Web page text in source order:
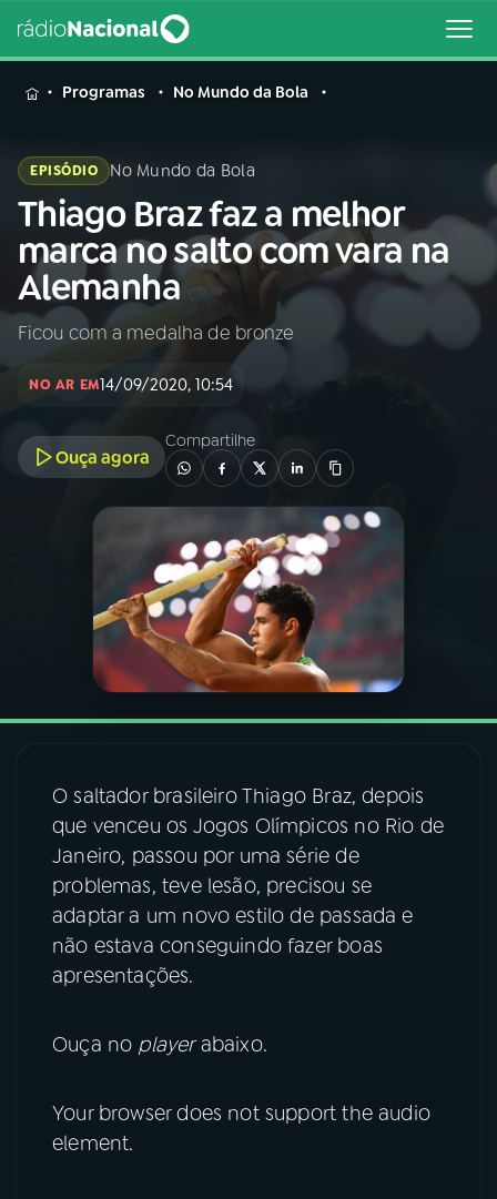
MENU
Buscar
na
Rádio
Nacional
Buscar
AO VIVO
02A RÁDIO
PROGRAMAÇÃO
PROGRAMAS
PODCASTS
ÚLTIMAS
08 FESTIVAL DE MÚSICA
ACOMPANHE A RÁDIO NACIONAL
YouTube
TikTok
Programas No Mundo da Bola
EPISÓDIO No Mundo da Bola
Thiago Braz faz a melhor
marca no salto com vara na
Alemanha
Ficou com a medalha de bronze
NO AR EM14/09/2020, 10:54
Ouça agora
Compartilhe
O saltador brasileiro Thiago Braz, depois
que venceu os Jogos Olímpicos no Rio de
Janeiro, passou por uma série de
problemas, teve lesão, precisou se
adaptar a um novo estilo de passada e
não estava conseguindo fazer boas
apresentações.
Ouça no playerabaixo.
Your browser does not support the audio
element.